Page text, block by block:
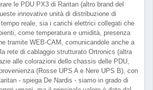
le PDU PX3 di Raritan (altro brand del
innovative unità di distribuzione di
reale, sia i carichi elettrici collegati che
come temperatura e umidità, presenza
tramite WEB-CAM, comunicandole anche a
rete di cablaggio strutturato Ortronics (altra
alle colorazioni dello chassis delle PDU,
(Rosse UPS A e Nere UPS B), con
- spiega De Nardis - siamo in grado di